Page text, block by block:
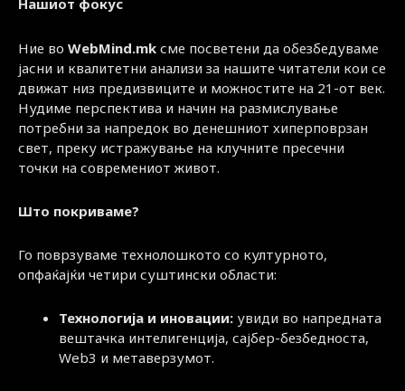
Нашиот фокус
Ние во WebMind.mk сме посветени да обезбедуваме
јасни и квалитетни анализи за нашите читатели кои се
движат низ предизвиците и можностите на 21-от век.
Нудиме перспектива и начин на размислување
потребни за напредок во денешниот хиперповрзан
свет, преку истражување на клучните пресечни
точки на современиот живот.
Што покриваме?
Го поврзуваме технолошкото со културното,
опфаќајќи четири суштински области:
Технологија и иновации: увиди во напредната
вештачка интелигенција, сајбер-безбедноста,
Web3 и метаверзумот.